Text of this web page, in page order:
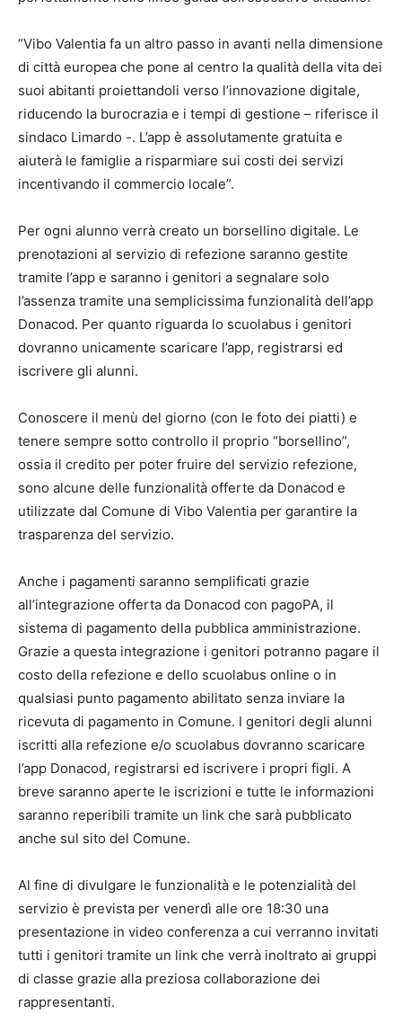
“Vibo Valentia fa un altro passo in avanti nella dimensione
di città europea che pone al centro la qualità della vita dei
suoi abitanti proiettandoli verso l’innovazione digitale,
riducendo la burocrazia e i tempi di gestione – riferisce il
sindaco Limardo -. L’app è assolutamente gratuita e
aiuterà le famiglie a risparmiare sui costi dei servizi
incentivando il commercio locale”.
Per ogni alunno verrà creato un borsellino digitale. Le
prenotazioni al servizio di refezione saranno gestite
tramite l’app e saranno i genitori a segnalare solo
l’assenza tramite una semplicissima funzionalità dell’app
Donacod. Per quanto riguarda lo scuolabus i genitori
dovranno unicamente scaricare l’app, registrarsi ed
iscrivere gli alunni.
Conoscere il menù del giorno (con le foto dei piatti) e
tenere sempre sotto controllo il proprio “borsellino”,
ossia il credito per poter fruire del servizio refezione,
sono alcune delle funzionalità offerte da Donacod e
utilizzate dal Comune di Vibo Valentia per garantire la
trasparenza del servizio.
Anche i pagamenti saranno semplificati grazie
all’integrazione offerta da Donacod con pagoPA, il
sistema di pagamento della pubblica amministrazione.
Grazie a questa integrazione i genitori potranno pagare il
costo della refezione e dello scuolabus online o in
qualsiasi punto pagamento abilitato senza inviare la
ricevuta di pagamento in Comune. I genitori degli alunni
iscritti alla refezione e/o scuolabus dovranno scaricare
l’app Donacod, registrarsi ed iscrivere i propri figli. A
breve saranno aperte le iscrizioni e tutte le informazioni
saranno reperibili tramite un link che sarà pubblicato
anche sul sito del Comune.
Al fine di divulgare le funzionalità e le potenzialità del
servizio è prevista per venerdì alle ore 18:30 una
presentazione in video conferenza a cui verranno invitati
tutti i genitori tramite un link che verrà inoltrato ai gruppi
di classe grazie alla preziosa collaborazione dei
rappresentanti.